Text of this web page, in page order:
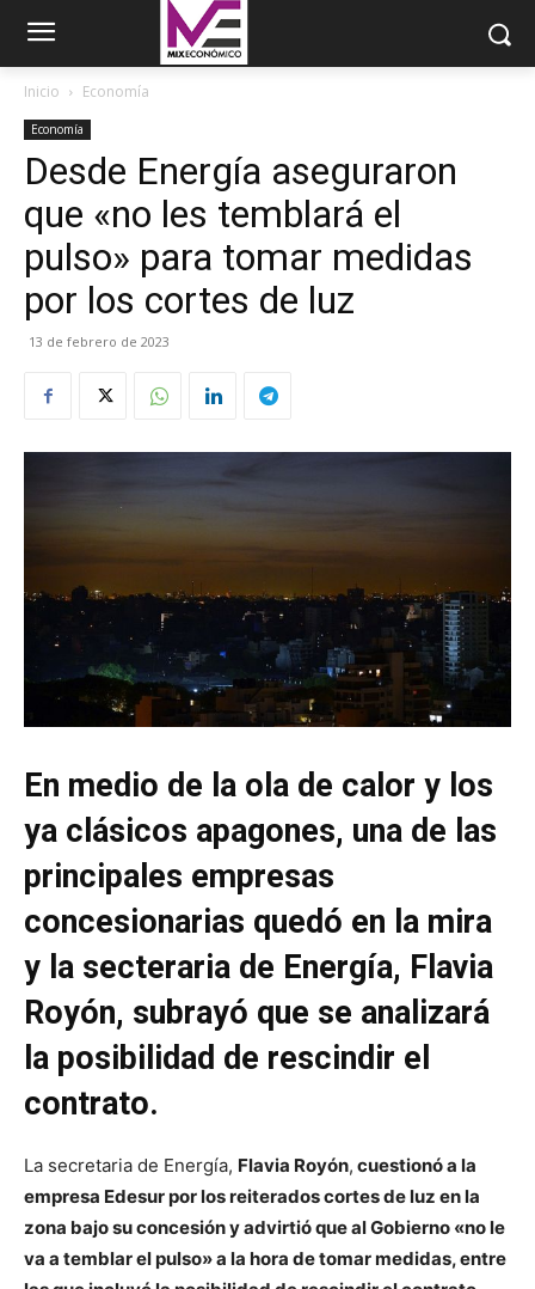
Inicio Economía
Economía
Desde Energía aseguraron
que «no les temblará el
pulso» para tomar medidas
por los cortes de luz
13 de febrero de 2023
En medio de la ola de calor y los
ya clásicos apagones, una de las
principales empresas
concesionarias quedó en la mira
y la secteraria de Energía, Flavia
Royón, subrayó que se analizará
la posibilidad de rescindir el
contrato.
La secretaria de Energía, Flavia Royón, cuestionó a la
empresa Edesur por los reiterados cortes de luz en la
zona bajo su concesión y advirtió que al Gobierno «no le
va a temblar el pulso» a la hora de tomar medidas, entre